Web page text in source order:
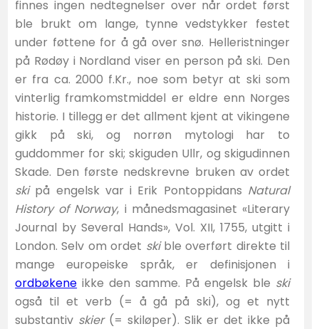
finnes ingen nedtegnelser over når ordet først
ble brukt om lange, tynne vedstykker festet
under føttene for å gå over snø. Helleristninger
på Rødøy i Nordland viser en person på ski. Den
er fra ca. 2000 f.Kr., noe som betyr at ski som
vinterlig framkomstmiddel er eldre enn Norges
historie. I tillegg er det allment kjent at vikingene
gikk på ski, og norrøn mytologi har to
guddommer for ski; skiguden Ullr, og skigudinnen
Skade. Den første nedskrevne bruken av ordet
skipå engelsk var i Erik Pontoppidans Natural
History of Norway, i månedsmagasinet «Literary
Journal by Several Hands», Vol. XII, 1755, utgitt i
London. Selv om ordet skible overført direkte til
mange europeiske språk, er definisjonen i
ordbøkene ikke den samme. På engelsk ble ski
også til et verb (= å gå på ski), og et nytt
substantiv skier (= skiløper). Slik er det ikke på